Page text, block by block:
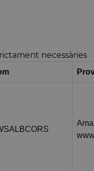
necessàries